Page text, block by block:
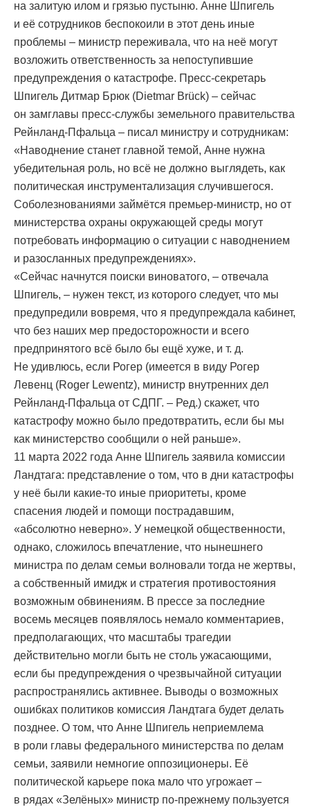
на залитую илом и грязью пустыню. Анне Шпигель
и её сотрудников беспокоили в этот день иные
проблемы – министр переживала, что на неё могут
возложить ответственность за непоступившие
предупреждения о катастрофе. Пресс-секретарь
Шпигель Дитмар Брюк (Dietmar Brück) – сейчас
он замглавы пресс-службы земельного правительства
Рейнланд-Пфальца – писал министру и сотрудникам:
«Наводнение станет главной темой, Анне нужна
убедительная роль, но всё не должно выглядеть, как
политическая инструментализация случившегося.
Соболезнованиями займётся премьер-министр, но от
министерства охраны окружающей среды могут
потребовать информацию о ситуации с наводнением
и разосланных предупреждениях».
«Сейчас начнутся поиски виноватого, – отвечала
Шпигель, – нужен текст, из которого следует, что мы
предупредили вовремя, что я предупреждала кабинет,
что без наших мер предосторожности и всего
предпринятого всё было бы ещё хуже, и т. д.
Не удивлюсь, если Рогер (имеется в виду Рогер
Левенц (Roger Lewentz), министр внутренних дел
Рейнланд-Пфальца от СДПГ. – Ред.) скажет, что
катастрофу можно было предотвратить, если бы мы
как министерство сообщили о ней раньше».
11 марта 2022 года Анне Шпигель заявила комиссии
Ландтага: представление о том, что в дни катастрофы
у неё были какие-то иные приоритеты, кроме
спасения людей и помощи пострадавшим,
«абсолютно неверно». У немецкой общественности,
однако, сложилось впечатление, что нынешнего
министра по делам семьи волновали тогда не жертвы,
а собственный имидж и стратегия противостояния
возможным обвинениям. В прессе за последние
восемь месяцев появлялось немало комментариев,
предполагающих, что масштабы трагедии
действительно могли быть не столь ужасающими,
если бы предупреждения о чрезвычайной ситуации
распространялись активнее. Выводы о возможных
ошибках политиков комиссия Ландтага будет делать
позднее. О том, что Анне Шпигель неприемлема
в роли главы федерального министерства по делам
семьи, заявили немногие оппозиционеры. Её
политической карьере пока мало что угрожает –
в рядах «Зелёных» министр по-прежнему пользуется